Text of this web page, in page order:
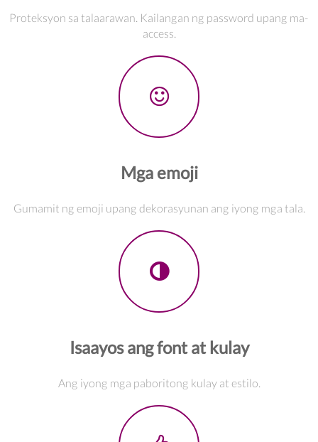
Proteksyon sa talaarawan. Kailangan ng password upang ma-
access.
Mga emoji
Gumamit ng emoji upang dekorasyunan ang iyong mga tala.
Isaayos ang font at kulay
Ang iyong mga paboritong kulay at estilo.